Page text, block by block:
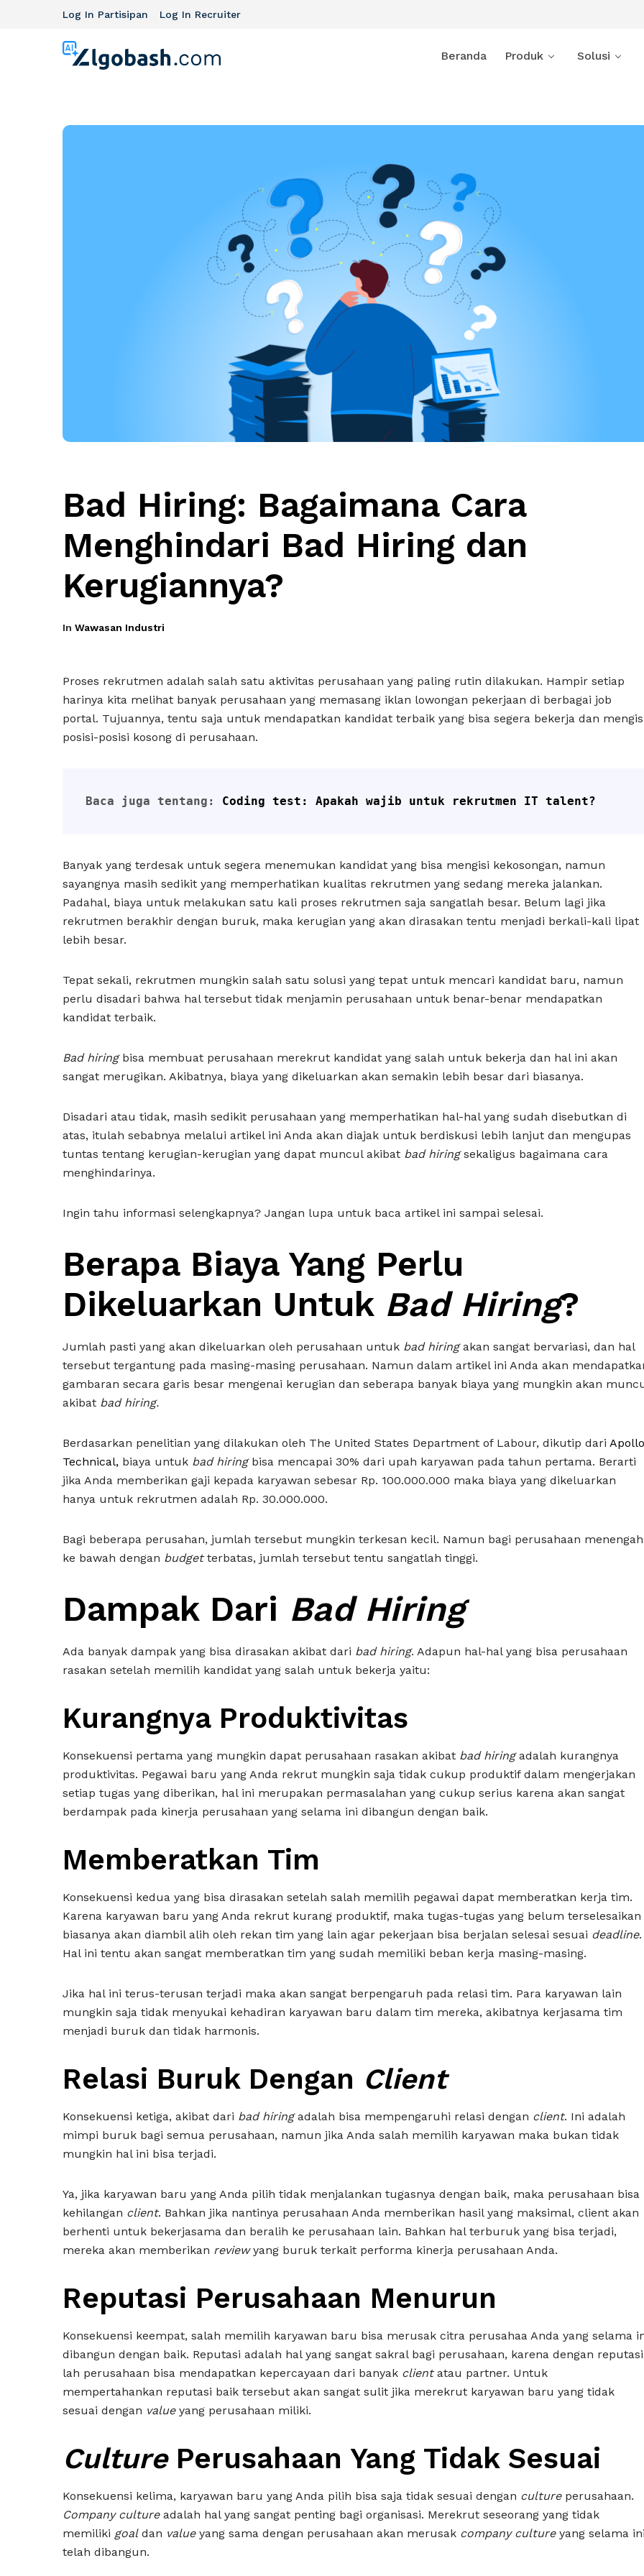
Log In Partisipan Log In Recruiter
Beranda Produk Solusi
Bad Hiring: Bagaimana Cara
Menghindari Bad Hiring dan
Kerugiannya?
In Wawasan Industri
Proses rekrutmen adalah salah satu aktivitas perusahaan yang paling rutin dilakukan. Hampir setiap
harinya kita melihat banyak perusahaan yang memasang iklan lowongan pekerjaan di berbagai job
portal. Tujuannya, tentu saja untuk mendapatkan kandidat terbaik yang bisa segera bekerja dan
posisi-posisi kosong di perusahaan.
Baca juga tentang: Coding test: Apakah wajib untuk rekrutmen IT talent?
Banyak yang terdesak untuk segera menemukan kandidat yang bisa mengisi kekosongan, namun
sayangnya masih sedikit yang memperhatikan kualitas rekrutmen yang sedang mereka jalankan.
Padahal, biaya untuk melakukan satu kali proses rekrutmen saja sangatlah besar. Belum lagi jika
rekrutmen berakhir dengan buruk, maka kerugian yang akan dirasakan tentu menjadi berkali-kali lipat
lebih besar.
Tepat sekali, rekrutmen mungkin salah satu solusi yang tepat untuk mencari kandidat baru, namun
perlu disadari bahwa hal tersebut tidak menjamin perusahaan untuk benar-benar mendapatkan
kandidat terbaik.
Bad hiring bisa membuat perusahaan merekrut kandidat yang salah untuk bekerja dan hal ini akan
sangat merugikan. Akibatnya, biaya yang dikeluarkan akan semakin lebih besar dari biasanya.
Disadari atau tidak, masih sedikit perusahaan yang memperhatikan hal-hal yang sudah disebutkan di
atas, itulah sebabnya melalui artikel ini Anda akan diajak untuk berdiskusi lebih lanjut dan mengupas
tuntas tentang kerugian-kerugian yang dapat muncul akibat bad hiringsekaligus bagaimana cara
menghindarinya.
Ingin tahu informasi selengkapnya? Jangan lupa untuk baca artikel ini sampai selesai.
Berapa Biaya Yang Perlu
Dikeluarkan Untuk Bad Hiring?
Jumlah pasti yang akan dikeluarkan oleh perusahaan untuk bad hiringakan sangat bervariasi, dan hal
tersebut tergantung pada masing-masing perusahaan. Namun dalam artikel ini Anda akan
gambaran secara garis besar mengenai kerugian dan seberapa banyak biaya yang mungkin akan
akibat bad hiring.
Berdasarkan penelitian yang dilakukan oleh The United States Department of Labour, dikutip dari Apollo
Technical, biaya untuk bad hiring bisa mencapai 30% dari upah karyawan pada tahun pertama. Berarti
jika Anda memberikan gaji kepada karyawan sebesar Rp. 100.000.000 maka biaya yang dikeluarkan
hanya untuk rekrutmen adalah Rp. 30.000.000.
Bagi beberapa perusahan, jumlah tersebut mungkin terkesan kecil. Namun bagi perusahaan menengah
ke bawah dengan budgetterbatas, jumlah tersebut tentu sangatlah tinggi.
Dampak Dari Bad Hiring
Ada banyak dampak yang bisa dirasakan akibat dari bad hiring. Adapun hal-hal yang bisa perusahaan
rasakan setelah memilih kandidat yang salah untuk bekerja yaitu:
Kurangnya Produktivitas
Konsekuensi pertama yang mungkin dapat perusahaan rasakan akibat bad hiringadalah kurangnya
produktivitas. Pegawai baru yang Anda rekrut mungkin saja tidak cukup produktif dalam mengerjakan
setiap tugas yang diberikan, hal ini merupakan permasalahan yang cukup serius karena akan sangat
berdampak pada kinerja perusahaan yang selama ini dibangun dengan baik.
Memberatkan Tim
Konsekuensi kedua yang bisa dirasakan setelah salah memilih pegawai dapat memberatkan kerja tim.
Karena karyawan baru yang Anda rekrut kurang produktif, maka tugas-tugas yang belum terselesaikan
biasanya akan diambil alih oleh rekan tim yang lain agar pekerjaan bisa berjalan selesai sesuai deadline.
Hal ini tentu akan sangat memberatkan tim yang sudah memiliki beban kerja masing-masing.
Jika hal ini terus-terusan terjadi maka akan sangat berpengaruh pada relasi tim. Para karyawan lain
mungkin saja tidak menyukai kehadiran karyawan baru dalam tim mereka, akibatnya kerjasama tim
menjadi buruk dan tidak harmonis.
Relasi Buruk Dengan Client
Konsekuensi ketiga, akibat dari bad hiringadalah bisa mempengaruhi relasi dengan client. Ini adalah
mimpi buruk bagi semua perusahaan, namun jika Anda salah memilih karyawan maka bukan tidak
mungkin hal ini bisa terjadi.
Ya, jika karyawan baru yang Anda pilih tidak menjalankan tugasnya dengan baik, maka perusahaan bisa
kehilangan client. Bahkan jika nantinya perusahaan Anda memberikan hasil yang maksimal, client akan
berhenti untuk bekerjasama dan beralih ke perusahaan lain. Bahkan hal terburuk yang bisa terjadi,
mereka akan memberikan reviewyang buruk terkait performa kinerja perusahaan Anda.
Reputasi Perusahaan Menurun
Konsekuensi keempat, salah memilih karyawan baru bisa merusak citra perusahaa Anda yang selama
dibangun dengan baik. Reputasi adalah hal yang sangat sakral bagi perusahaan, karena dengan reputasi
lah perusahaan bisa mendapatkan kepercayaan dari banyak clientatau partner. Untuk
mempertahankan reputasi baik tersebut akan sangat sulit jika merekrut karyawan baru yang tidak
sesuai dengan valueyang perusahaan miliki.
CulturePerusahaan Yang Tidak Sesuai
Konsekuensi kelima, karyawan baru yang Anda pilih bisa saja tidak sesuai dengan cultureperusahaan.
Company culture adalah hal yang sangat penting bagi organisasi. Merekrut seseorang yang tidak
memiliki goaldan valueyang sama dengan perusahaan akan merusak company culture yang selama ini
telah dibangun.